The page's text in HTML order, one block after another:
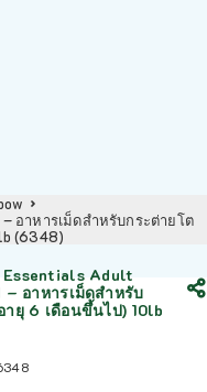
– อาหารเม็ดสำหรับกระต่ายโต
(6348)
Essentials Adult
– อาหารเม็ดสำหรับ
ายุ 6 เดือนขึ้นไป) 10lb